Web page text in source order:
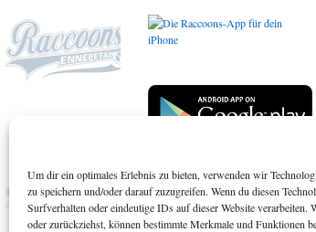
Um dir ein optimales Erlebnis zu bieten, verwenden wir
zu speichern und/oder darauf zuzugreifen. Wenn du diesen
Surfverhalten oder eindeutige IDs auf dieser Website verarbeiten.
oder zurückziehst, können bestimmte Merkmale und Funktionen
Suchen